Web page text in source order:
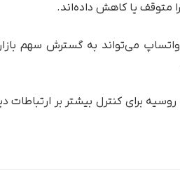
می‌تواند به گسترش سهم
برای کنترل بیشتر بر